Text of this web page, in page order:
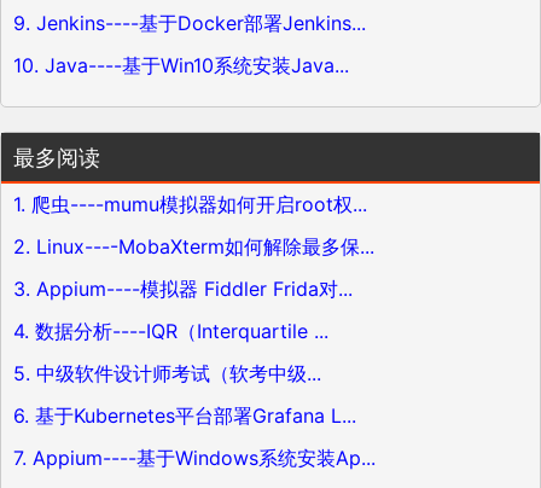
9. Jenkins----基于Docker部署Jenkins...
10. Java----基于Win10系统安装Java...
最多阅读
1. 爬虫----mumu模拟器如何开启root权...
2. Linux----MobaXterm如何解除最多保...
3. Appium----模拟器 Fiddler Frida对...
4. 数据分析----IQR（Interquartile ...
5. 中级软件设计师考试（软考中级...
6. 基于Kubernetes平台部署Grafana L...
7. Appium----基于Windows系统安装Ap...